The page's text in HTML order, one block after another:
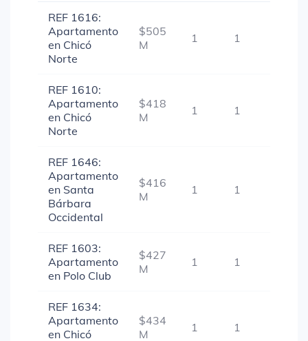
REF 1616:
Apartamento
en Chicó
Norte
$505
M
1 1
REF 1610:
Apartamento
en Chicó
Norte
$418
M
1 1
REF 1646:
Apartamento
en Santa
Bárbara
Occidental
$416
M
1 1
REF 1603:
Apartamento
en Polo Club
$427
M
1 1
REF 1634:
Apartamento
en Chicó
$434
M
1 1